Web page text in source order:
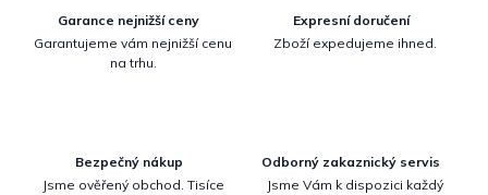
Garance nejnižší ceny
Garantujeme vám nejnižší cenu
na trhu.
Expresní doručení
Zboží expedujeme ihned.
Bezpečný nákup
Jsme ověřený obchod. Tisíce
Odborný zakaznický servis
Jsme Vám k dispozici každý